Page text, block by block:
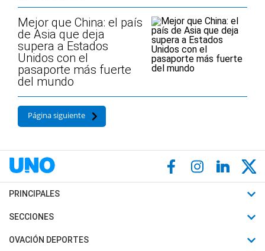
Mejor que China: el país
de Asia que deja
supera a Estados
Unidos con el
pasaporte más fuerte
del mundo
Página siguiente
PRINCIPALES
Últimas Noticias
Política
SECCIONES
Horóscopo
OVACIÓN DEPORTES